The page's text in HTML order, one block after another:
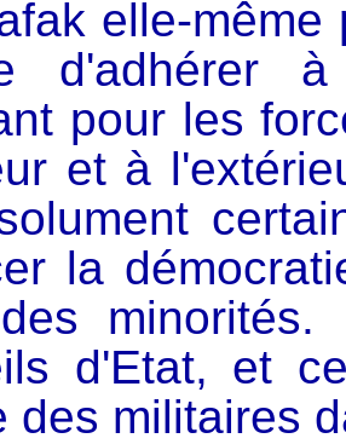
elle-
d'adhérer
pour les
et à
la
d'Etat, et
des militaires